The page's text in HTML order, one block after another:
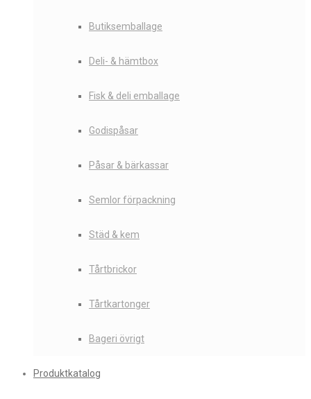
Butiksemballage
Deli- & hämtbox
Fisk & deli emballage
Godispåsar
Påsar & bärkassar
Semlor förpackning
Städ & kem
Tårtbrickor
Tårtkartonger
Bageri övrigt
Produktkatalog